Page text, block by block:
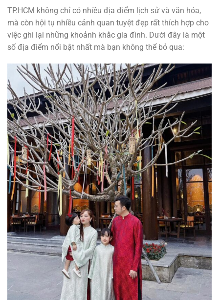
TP.HCM không chỉ có nhiều địa điểm lịch sử và văn hóa,
mà còn hội tụ nhiều cảnh quan tuyệt đẹp rất thích hợp cho
việc ghi lại những khoảnh khắc gia đình. Dưới đây là một
số địa điểm nổi bật nhất mà bạn không thể bỏ qua: